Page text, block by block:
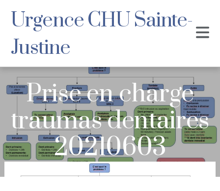
Urgence CHU Sainte-
Justine
Prise en charge
traumas dentaires
20210603